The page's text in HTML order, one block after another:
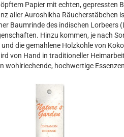
Papier mit echten, gepressten
aller Auroshikha Räucherstäbchen
Baumrinde des indischen Lorbeers
Hinzu kommen, je nach
die gemahlene Holzkohle von
von Hand in traditioneller
wohlriechende, hochwertige